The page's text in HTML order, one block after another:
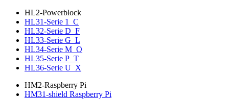
HL2-Powerblock
HL31-Serie 1_C
HL32-Serie D_F
HL33-Serie G_L
HL34-Serie M_O
HL35-Serie P_T
HL36-Serie U_X
HM2-Raspberry Pi
HM31-shield Raspberry Pi